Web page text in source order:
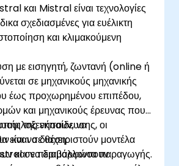
και Mistral είναι τεχνολογίες
σχεδιασμένες για ευέλικτη
και κλιμακούμενη
με εισηγητή, ζωντανή (online ή
σε μηχανικούς μηχανικής
έως προχωρημένου επιπέδου,
και μηχανικούς έρευνας που
να
και να διαχειριστούν μοντέλα
σε περιβάλλοντα παραγωγής.
της εκπαίδευσης, οι
είναι σε θέση:
και να διαμορφώσουν